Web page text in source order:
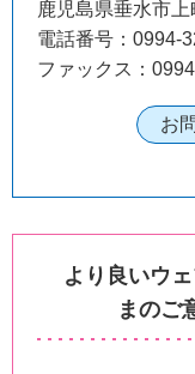
鹿児島県垂水市
電話番号：0994-
ファックス：
より良いウ
まのご